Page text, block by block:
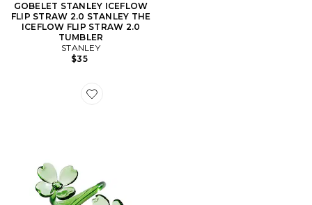
GOBELET STANLEY ICEFLOW
FLIP STRAW 2.0 STANLEY THE
ICEFLOW FLIP STRAW 2.0
TUMBLER
STANLEY
$35
Favorite LOT DE 4 RONDS DE SERVIETTE EN